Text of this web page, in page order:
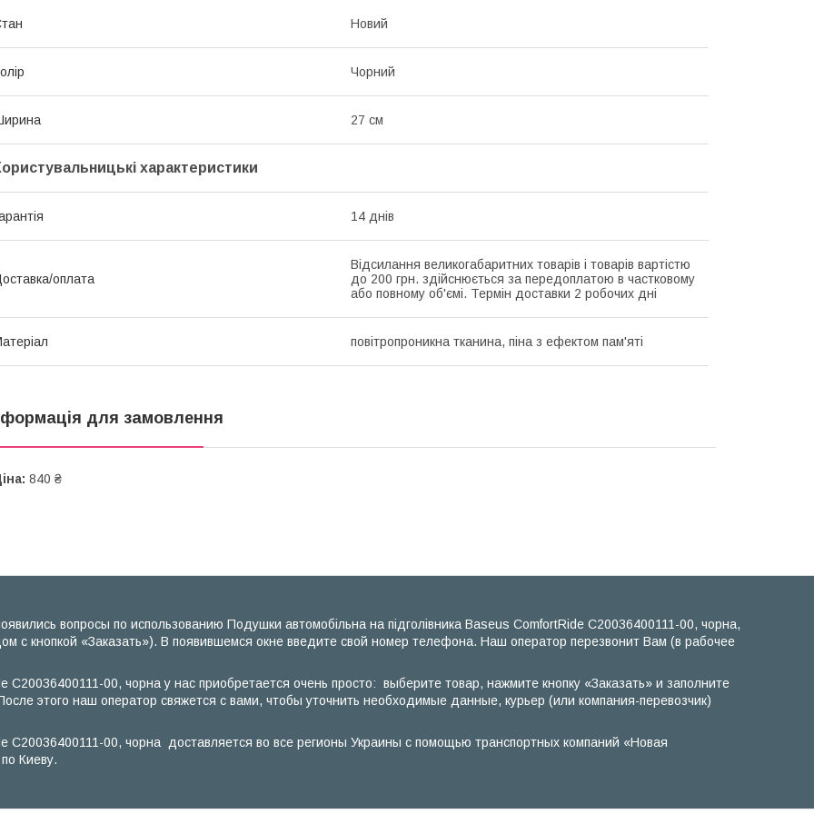
Новий
Чорний
27 см
характеристики
14 днів
оплата
Відсилання великогабаритних товарів і товарів вартістю
до 200 грн. здійснюється за передоплатою в частковому
або повному об'ємі. Термін доставки 2 робочих дні
повітропроникна тканина, піна з ефектом пам'яті
для замовлення
840 ₴
вопросы по использованию Подушки автомобільна на підголівника Baseus ComfortRide C20036400111-00, чорна,
с кнопкой «Заказать»). В появившемся окне введите свой номер телефона. Наш оператор перезвонит Вам (в рабочее
C20036400111-00, чорна у нас приобретается очень просто: выберите товар, нажмите кнопку «Заказать» и заполните
этого наш оператор свяжется с вами, чтобы уточнить необходимые данные, курьер (или компания-перевозчик)
C20036400111-00, чорна доставляется во все регионы Украины с помощью транспортных компаний «Новая
Киеву.